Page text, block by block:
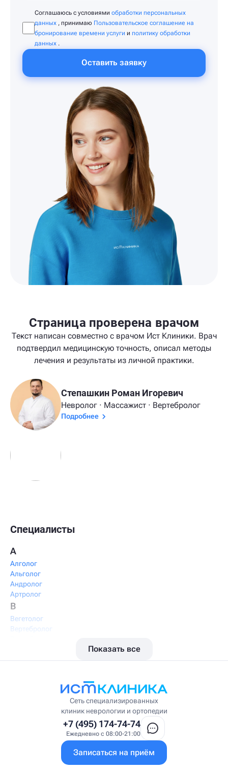
Соглашаюсь с условиями обработки персональных
данных , принимаю Пользовательское соглашение на
бронирование времени услуги и политику обработки
данных .
Оставить заявку
Страница проверена врачом
Текст написан совместно с врачом Ист Клиники. Врач
подтвердил медицинскую точность, описал методы
лечения и результаты из личной практики.
Степашкин Роман Игоревич
Невролог · Массажист · Вертебролог
Подробнее
Специалисты
А
Алголог
Альголог
Андролог
Артролог
В
Вегетолог
Вертебролог
Висцеральный массажист
Врач интегративной медицины
Врач первичного приёма
Гастроэнтеролог-гепатолог
Показать все
Сеть специализированных
клиник неврологии и ортопедии
+7 (495) 174-74-74
Ежедневно с 08:00-21:00
Записаться на приём